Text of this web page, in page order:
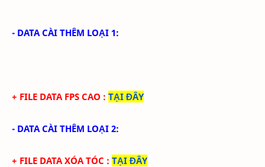
- DATA CÀI THÊM LOẠI 1:
+ FILE DATA FPS CAO : TẠI ĐÂY
- DATA CÀI THÊM LOẠI 2:
+ FILE DATA XÓA TÓC : TẠI ĐÂY